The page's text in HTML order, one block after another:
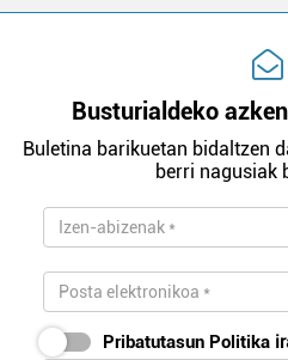
Busturialdeko
Buletina barikuetan bidaltzen
berri nagusiak
Pribatutasun Politika